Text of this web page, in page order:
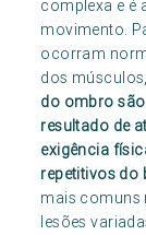
complexa e é
movimento.
ocorram
dos
do ombro
resultado de
exigência
repetitivos do
mais comuns
lesões